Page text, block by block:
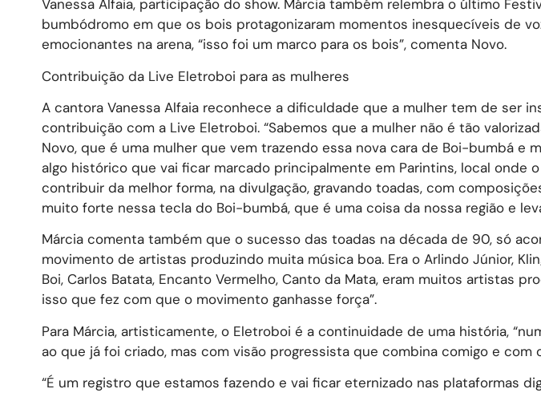
Vanessa Alfaia, participação do show. Márcia também relembra o último
bumbódromo em que os bois protagonizaram momentos inesquecíveis de
emocionantes na arena, “isso foi um marco para os bois”, comenta Novo.
Contribuição da Live Eletroboi para as mulheres
A cantora Vanessa Alfaia reconhece a dificuldade que a mulher tem de ser
contribuição com a Live Eletroboi. “Sabemos que a mulher não é tão
Novo, que é uma mulher que vem trazendo essa nova cara de Boi-bumbá e
algo histórico que vai ficar marcado principalmente em Parintins, local onde
contribuir da melhor forma, na divulgação, gravando toadas, com
muito forte nessa tecla do Boi-bumbá, que é uma coisa da nossa região e
Márcia comenta também que o sucesso das toadas na década de 90, só
movimento de artistas produzindo muita música boa. Era o Arlindo Júnior,
Boi, Carlos Batata, Encanto Vermelho, Canto da Mata, eram muitos artistas
isso que fez com que o movimento ganhasse força”.
Para Márcia, artisticamente, o Eletroboi é a continuidade de uma história,
ao que já foi criado, mas com visão progressista que combina comigo e com
“É um registro que estamos fazendo e vai ficar eternizado nas plataformas